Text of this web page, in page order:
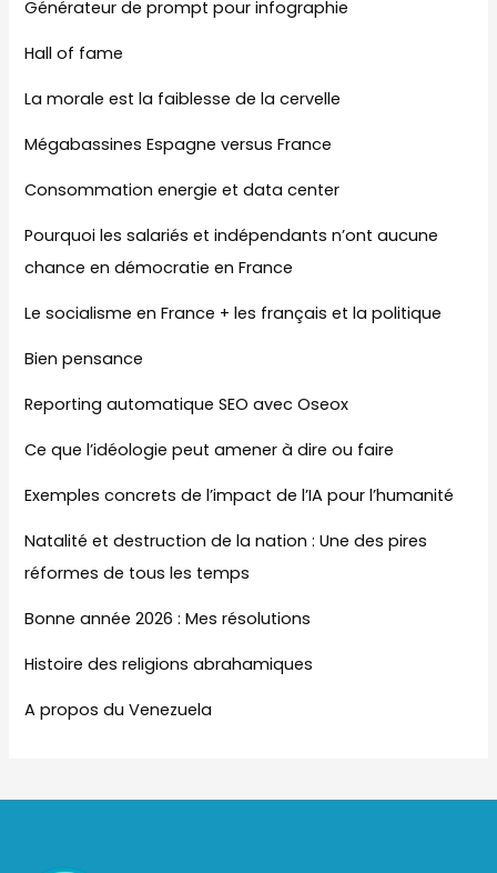
Générateur de prompt pour infographie
Hall of fame
La morale est la faiblesse de la cervelle
Mégabassines Espagne versus France
Consommation energie et data center
Pourquoi les salariés et indépendants n’ont aucune
chance en démocratie en France
Le socialisme en France + les français et la politique
Bien pensance
Reporting automatique SEO avec Oseox
Ce que l’idéologie peut amener à dire ou faire
Exemples concrets de l’impact de l’IA pour l’humanité
Natalité et destruction de la nation : Une des pires
réformes de tous les temps
Bonne année 2026 : Mes résolutions
Histoire des religions abrahamiques
A propos du Venezuela